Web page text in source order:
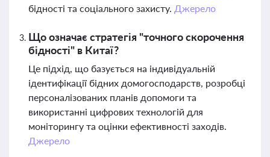
бідності та соціального захисту. Джерело
Що означає стратегія "точного скорочення
бідності" в Китаї?
Це підхід, що базується на індивідуальній
ідентифікації бідних домогосподарств, розробці
персоналізованих планів допомоги та
використанні цифрових технологій для
моніторингу та оцінки ефективності заходів.
Джерело